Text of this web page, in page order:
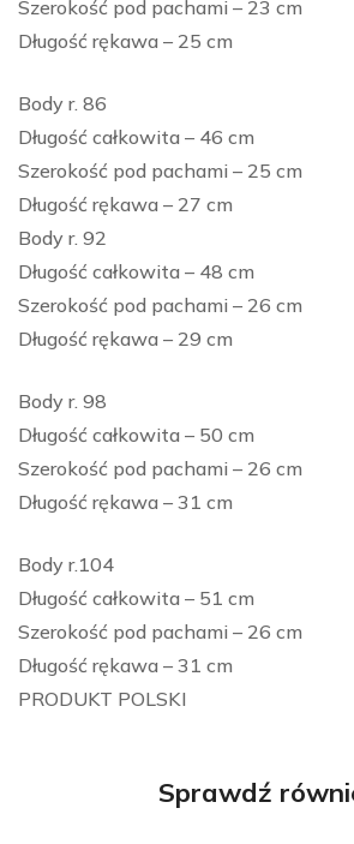
Szerokość pod pachami – 23 cm
Długość rękawa – 25 cm
Body r. 86
Długość całkowita – 46 cm
Szerokość pod pachami – 25 cm
Długość rękawa – 27 cm
Body r. 92
Długość całkowita – 48 cm
Szerokość pod pachami – 26 cm
Długość rękawa – 29 cm
Body r. 98
Długość całkowita – 50 cm
Szerokość pod pachami – 26 cm
Długość rękawa – 31 cm
Body r.104
Długość całkowita – 51 cm
Szerokość pod pachami – 26 cm
Długość rękawa – 31 cm
PRODUKT POLSKI
Sprawdź